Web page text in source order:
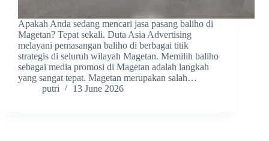
Apakah Anda sedang mencari jasa pasang baliho di
Magetan? Tepat sekali. Duta Asia Advertising
melayani pemasangan baliho di berbagai titik
strategis di seluruh wilayah Magetan. Memilih baliho
sebagai media promosi di Magetan adalah langkah
yang sangat tepat. Magetan merupakan salah…
putri
13 June 2026